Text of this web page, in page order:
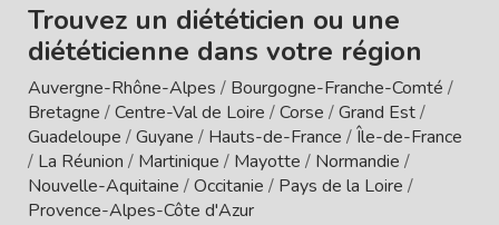
Trouvez un diététicien ou une
diététicienne dans votre région
Auvergne-Rhône-Alpes / Bourgogne-Franche-Comté /
Bretagne /Centre-Val de Loire /Corse /Grand Est/
Guadeloupe /Guyane / Hauts-de-France /Île-de-France
/ La Réunion / Martinique / Mayotte / Normandie /
Nouvelle-Aquitaine /Occitanie / Pays de la Loire /
Provence-Alpes-Côte d'Azur